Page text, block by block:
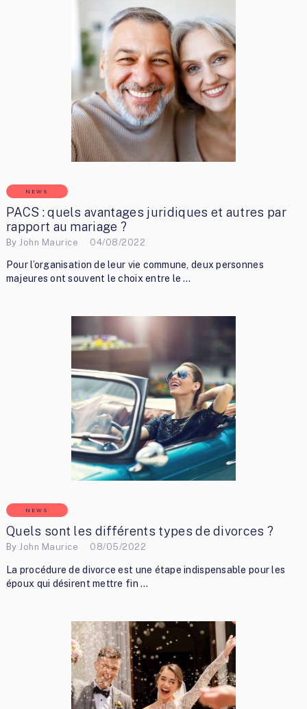
NEWS
PACS : quels avantages juridiques et autres par
rapport au mariage ?
By John Maurice 04/08/2022
Pour l’organisation de leur vie commune, deux personnes
majeures ont souvent le choix entre le …
NEWS
Quels sont les différents types de divorces ?
By John Maurice 08/05/2022
La procédure de divorce est une étape indispensable pour les
époux qui désirent mettre fin …